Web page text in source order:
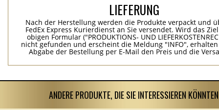
LIEFERUNG
Nach der Herstellung werden die Produkte verpackt und
FedEx Express Kurierdienst an Sie versendet. Wird das
obigen Formular ("PRODUKTIONS- UND
nicht gefunden und erscheint die Meldung "INFO", erhalten
Abgabe der Bestellung per E-Mail den Preis und die
ANDERE PRODUKTE, DIE SIE INTERESSIEREN